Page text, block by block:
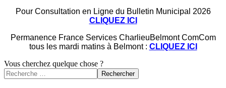
Pour Consultation en Ligne du Bulletin Municipal 2026
CLIQUEZ ICI
Permanence France Services CharlieuBelmont ComCom
tous les mardi matins à Belmont : CLIQUEZ ICI
Vous cherchez quelque chose ?
Rechercher